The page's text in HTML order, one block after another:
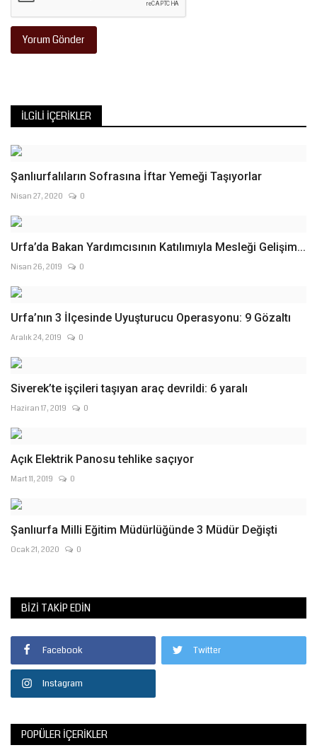
Yorum Gönder
İLGILI İÇERIKLER
Şanlıurfalıların Sofrasına İftar Yemeği Taşıyorlar
Nisan 27, 2020 0
Urfa’da Bakan Yardımcısının Katılımıyla Mesleği Gelişim...
Nisan 26, 2019 0
Urfa’nın 3 İlçesinde Uyuşturucu Operasyonu: 9 Gözaltı
Aralık 24, 2019 0
Siverek’te işçileri taşıyan araç devrildi: 6 yaralı
Haziran 17, 2019 0
Açık Elektrik Panosu tehlike saçıyor
Mart 11, 2019 0
Şanlıurfa Milli Eğitim Müdürlüğünde 3 Müdür Değişti
Ocak 21, 2020 0
BIZI TAKIP EDIN
Facebook Twitter
Instagram
POPÜLER İÇERIKLER